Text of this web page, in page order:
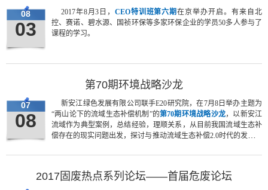
08
03
2017年8月3日， CEO特训班第六期在京举办开启。有来自北
控、赛诺、碧水源、国祯环保等多家环保企业的学员50多人参与了
课程的学习。
第70期环境战略沙龙
07
08
新安江绿色发展有限公司联手E20研究院，在7月8日举办主题为
“两山论下的流域生态补偿机制”的第70期环境战略沙龙，以新安江
流域作为典型案例，总结经验，理顺关系，从目前我国流域生态补
偿存在的现实问题出发，探讨与推动流域生态补偿2.0时代的发展方
2017固废热点系列论坛——首届危废论坛